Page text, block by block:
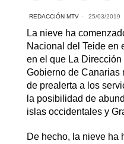
REDACCIÓN MTV 25/03/2019
La nieve ha
Nacional del Teide en
en el que La
Gobierno de Canarias
de prealerta a los
la posibilidad de
islas occidentales y
De hecho, la nieve ha